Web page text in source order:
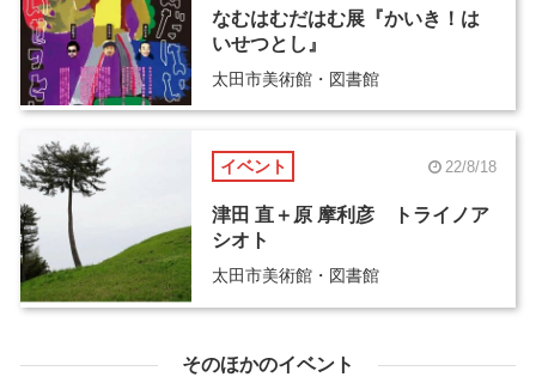
なむはむだはむ展『かいき！は
いせつとし』
太田市美術館・図書館
イベント 22/8/18
津田 直＋原 摩利彦 トライノア
シオト
太田市美術館・図書館
そのほかのイベント